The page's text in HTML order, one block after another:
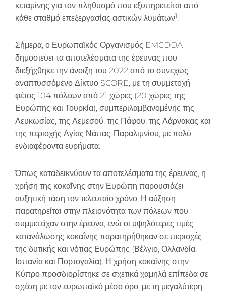
κεταμίνης για τον πληθυσμό που εξυπηρετείται από
κάθε σταθμό επεξεργασίας αστικών λυμάτων1.
Σήμερα, ο Ευρωπαϊκός Οργανισμός EMCDDA
δημοσιεύει τα αποτελέσματα της έρευνας που
διεξήχθηκε την άνοιξη του 2022 από το συνεχώς
αναπτυσσόμενο Δίκτυο SCORE, με τη συμμετοχή
φέτος 104 πόλεων από 21 χώρες (20 χώρες της
Ευρώπης και Τουρκία), συμπεριλαμβανομένης της
Λευκωσίας, της Λεμεσού, της Πάφου, της Λάρνακας και
της περιοχής Αγίας Νάπας-Παραλιμνίου, με πολύ
ενδιαφέροντα ευρήματα.
Όπως καταδεικνύουν τα αποτελέσματα της έρευνας, η
χρήση της κοκαΐνης στην Ευρώπη παρουσιάζει
αυξητική τάση τον τελευταίο χρόνο. Η αύξηση
παρατηρείται στην πλειονότητα των πόλεων που
συμμετείχαν στην έρευνα, ενώ οι υψηλότερες τιμές
κατανάλωσης κοκαΐνης παρατηρήθηκαν σε περιοχές
της δυτικής και νότιας Ευρώπης (Βέλγιο, Ολλανδία,
Ισπανία και Πορτογαλία). Η χρήση κοκαΐνης στην
Κύπρο προσδιορίστηκε σε σχετικά χαμηλά επίπεδα σε
σχέση με τον ευρωπαϊκό μέσο όρο, με τη μεγαλύτερη